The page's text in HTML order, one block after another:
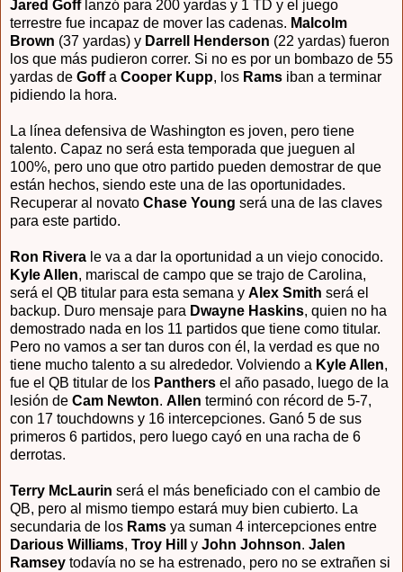
Jared Goff lanzó para 200 yardas y 1 TD y el juego
terrestre fue incapaz de mover las cadenas. Malcolm
Brown (37 yardas) y Darrell Henderson (22 yardas) fueron
los que más pudieron correr. Si no es por un bombazo de 55
yardas de Goffa Cooper Kupp, los Rams iban a terminar
pidiendo la hora.
La línea defensiva de Washington es joven, pero tiene
talento. Capaz no será esta temporada que jueguen al
100%, pero uno que otro partido pueden demostrar de que
están hechos, siendo este una de las oportunidades.
Recuperar al novato Chase Young será una de las claves
para este partido.
Ron Rivera le va a dar la oportunidad a un viejo conocido.
Kyle Allen, mariscal de campo que se trajo de Carolina,
será el QB titular para esta semana y Alex Smith será el
backup. Duro mensaje para Dwayne Haskins, quien no ha
demostrado nada en los 11 partidos que tiene como titular.
Pero no vamos a ser tan duros con él, la verdad es que no
tiene mucho talento a su alrededor. Volviendo a Kyle Allen,
fue el QB titular de los Panthers el año pasado, luego de la
lesión de Cam Newton. Allen terminó con récord de 5-7,
con 17 touchdowns y 16 intercepciones. Ganó 5 de sus
primeros 6 partidos, pero luego cayó en una racha de 6
derrotas.
Terry McLaurin será el más beneficiado con el cambio de
QB, pero al mismo tiempo estará muy bien cubierto. La
secundaria de los Rams ya suman 4 intercepciones entre
Darious Williams, Troy Hill y John Johnson. Jalen
Ramsey todavía no se ha estrenado, pero no se extrañen si